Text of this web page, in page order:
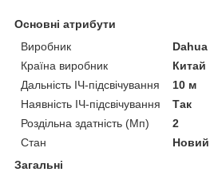
Основні атрибути
Виробник
Dahua
Країна виробник
Китай
Дальність ІЧ-підсвічування
10 м
Наявність ІЧ-підсвічування
Так
Роздільна здатність (Мп)
2
Стан
Новий
Загальні